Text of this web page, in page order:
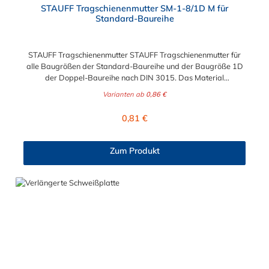
STAUFF Tragschienenmutter SM-1-8/1D M für
Standard-Baureihe
STAUFF Tragschienenmutter STAUFF Tragschienenmutter für
alle Baugrößen der Standard-Baureihe und der Baugröße 1D
der Doppel-Baureihe nach DIN 3015. Das Material
und Edelstahl (V2A/ V4A) wählbar.
Varianten ab 0,86 €
Regulärer Preis:
0,81 €
Zum Produkt